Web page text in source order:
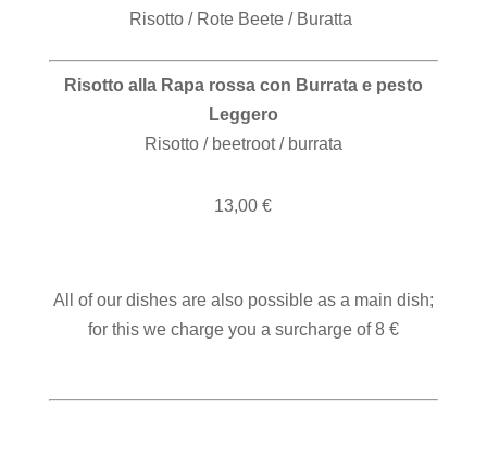
Risotto / Rote Beete / Buratta
Risotto alla Rapa rossa con Burrata e pesto
Leggero
Risotto / beetroot / burrata
13,00 €
All of our dishes are also possible as a main dish;
for this we charge you a surcharge of 8 €